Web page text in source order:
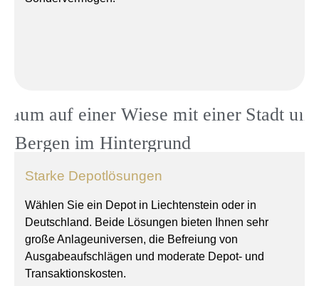
Starke Depotlösungen
Wählen Sie ein Depot in Liechtenstein oder in
Deutschland. Beide Lösungen bieten Ihnen sehr
große Anlageuniversen, die Befreiung von
Ausgabeaufschlägen und moderate Depot- und
Transaktionskosten.